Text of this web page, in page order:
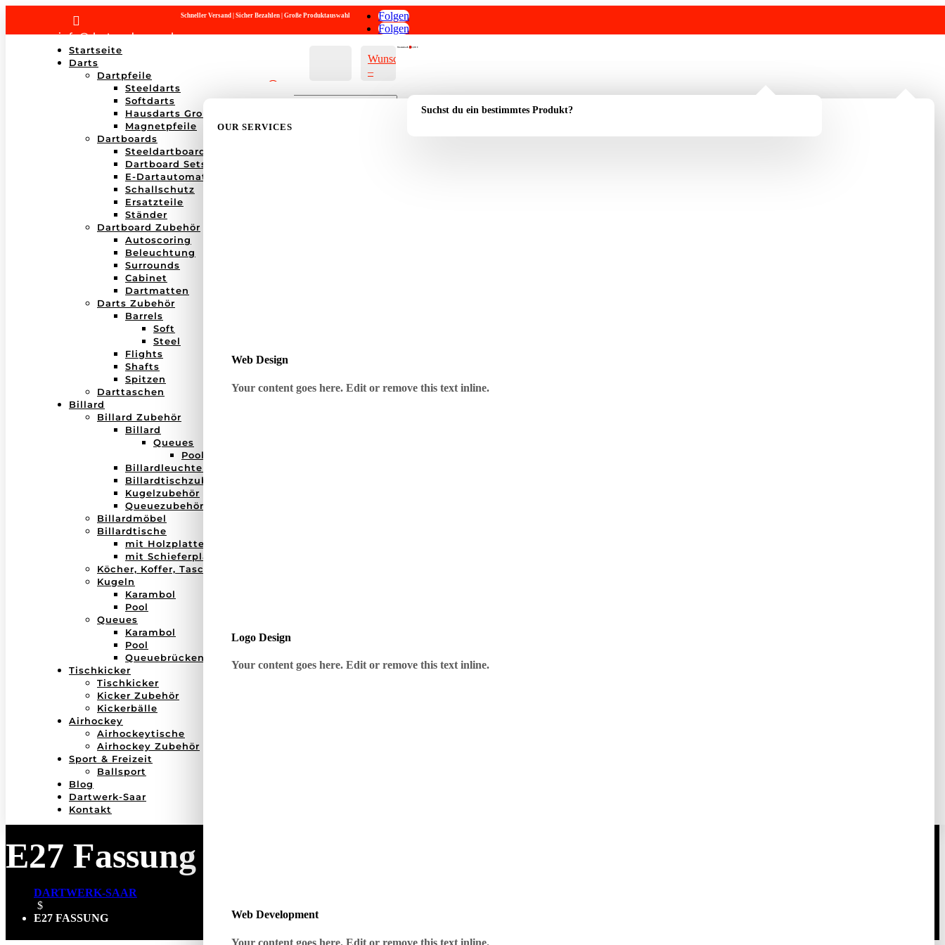

info@dartwerk-saar.de
Schneller Versand | Sicher Bezahlen | Große Produktauswahl
Folgen
Folgen
Startseite
Darts
Dartpfeile
Steeldarts
Softdarts
Hausdarts Großboxen
Magnetpfeile
Dartboards
Steeldartboards
Dartboard Sets
E-Dartautomaten
Schallschutz
Ersatzteile
Ständer
Dartboard Zubehör
Autoscoring
Beleuchtung
Surrounds
Cabinet
Dartmatten
Darts Zubehör
Barrels
Soft
Steel
Flights
Shafts
Spitzen
Darttaschen
Billard
Billard Zubehör
Billard
Queues
Pool
Billardleuchten
Billardtischzubehör
Kugelzubehör
Queuezubehör
Billardmöbel
Billardtische
mit Holzplatte
mit Schieferplatte
Köcher, Koffer, Taschen
Kugeln
Karambol
Pool
Queues
Karambol
Pool
Queuebrücken
Tischkicker
Tischkicker
Kicker Zubehör
Kickerbälle
Airhockey
Airhockeytische
Airhockey Zubehör
Sport & Freizeit
Ballsport
Blog
Dartwerk-Saar
Kontakt
search
Wunschliste
–
Warenkorb 0 0,00 €
Suchst du ein bestimmtes Produkt?
OUR SERVICES
Web Design
Your content goes here. Edit or remove this text inline.
Logo Design
Your content goes here. Edit or remove this text inline.
Web Development
Your content goes here. Edit or remove this text inline.
E27 Fassung
DARTWERK-SAAR
$
E27 FASSUNG